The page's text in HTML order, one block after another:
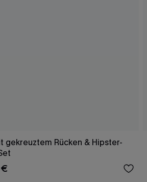
gekreuztem Rücken & Hipster-